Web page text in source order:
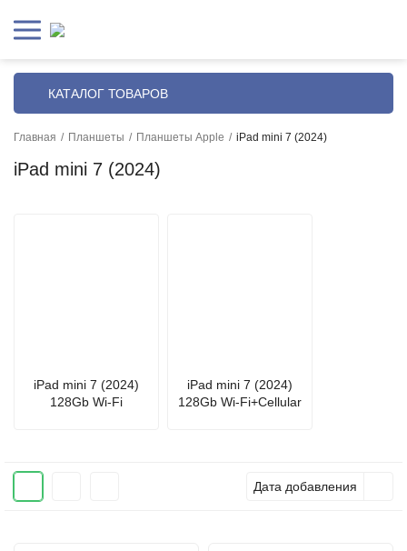
КАТАЛОГ ТОВАРОВ
Главная / Планшеты / Планшеты Apple / iPad mini 7 (2024)
iPad mini 7 (2024)
iPad mini 7 (2024)
128Gb Wi-Fi
iPad mini 7 (2024)
128Gb Wi-Fi+Сellular
Дата добавления